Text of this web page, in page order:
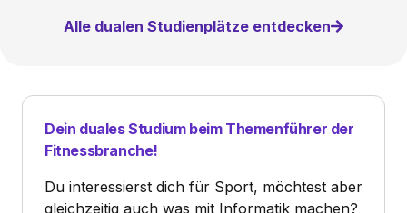
Alle dualen Studienplätze entdecken
Dein duales Studium beim Themenführer der
Fitnessbranche!
Du interessierst dich für Sport, möchtest aber
gleichzeitig auch was mit Informatik machen?